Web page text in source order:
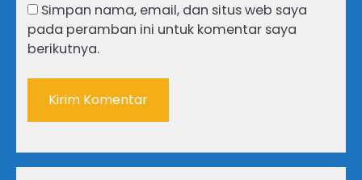
Simpan nama, email, dan situs web saya
pada peramban ini untuk komentar saya
berikutnya.